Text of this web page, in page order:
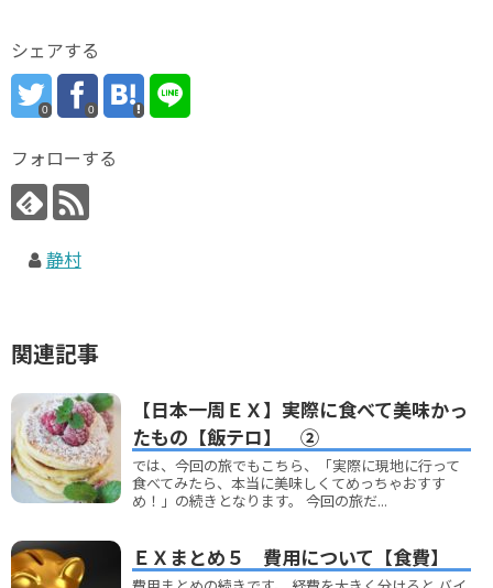
シェアする
0 0
フォローする
静村
関連記事
【日本一周ＥＸ】実際に食べて美味かっ
たもの【飯テロ】 ②
では、今回の旅でもこちら、「実際に現地に行って
食べてみたら、本当に美味しくてめっちゃおすす
め！」の続きとなります。 今回の旅だ...
ＥＸまとめ５ 費用について【食費】